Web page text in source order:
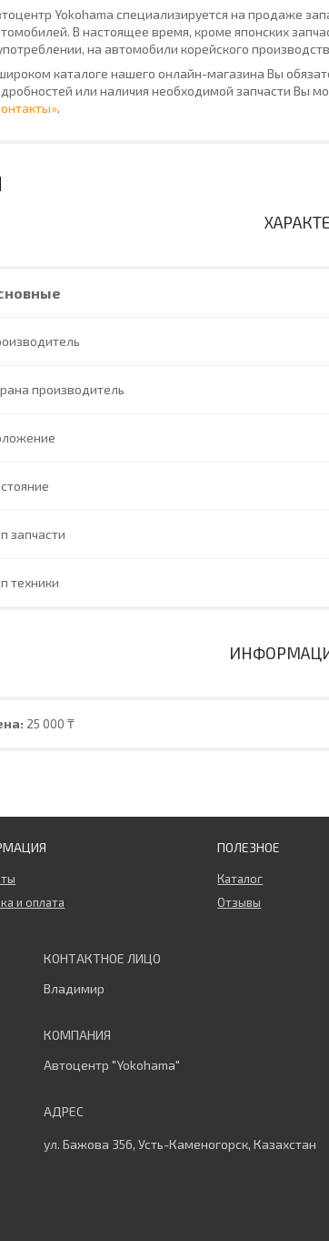
Yokohama специализируется на продаже
В настоящее время, кроме японских
на автомобили корейского
каталоге нашего онлайн-магазина Вы
или наличия необходимой запчасти Вы
.
производитель
запчасти
техники
25 000 ₸
и оплата
ПОЛЕЗНОЕ
Каталог
Отзывы
Владимир
Автоцентр "Yokohama"
ул. Бажова 356, Усть-Каменогорск, Казахстан